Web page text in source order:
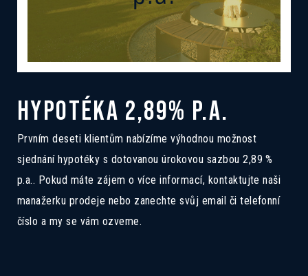
HYPOTÉKA 2,89% P.A.
Prvním deseti klientům nabízíme výhodnou možnost
sjednání hypotéky s dotovanou úrokovou sazbou 2,89 %
p.a.. Pokud máte zájem o více informací, kontaktujte naši
manažerku prodeje nebo zanechte svůj email či telefonní
číslo a my se vám ozveme.